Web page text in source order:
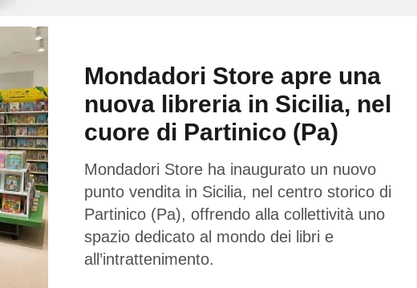
Mondadori Store apre una
nuova libreria in Sicilia, nel
cuore di Partinico (Pa)
Mondadori Store ha inaugurato un nuovo
punto vendita in Sicilia, nel centro storico di
Partinico (Pa), offrendo alla collettività uno
spazio dedicato al mondo dei libri e
all’intrattenimento.